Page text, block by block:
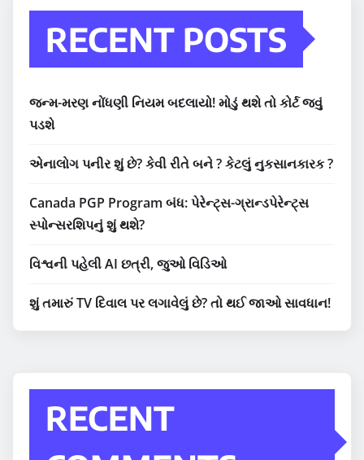
RECENT POSTS
જન્મ-મરણ નોંધણી નિયમ બદલાયો! મોડું થશે તો કોર્ટ જવું
પડશે
એનાલોગ પનીર શું છે? કેવી રીતે બને ? કેટલું નુકસાનકારક ?
Canada PGP Program બંધ: પેરેન્ટ્સ-ગ્રાન્ડપેરેન્ટ્સ
સ્પોન્સરશિપનું શું થશે?
વિશ્વની પહેલી AI છત્રી, જુઓ વિડિઓ
શું તમારું TV દિવાલ પર લગાવેલું છે? તો થઈ જાઓ સાવધાન!
RECENT